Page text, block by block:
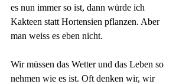
es nun immer so ist, dann würde ich
Kakteen statt Hortensien pflanzen. Aber
man weiss es eben nicht.
Wir müssen das Wetter und das Leben so
nehmen wie es ist. Oft denken wir, wir